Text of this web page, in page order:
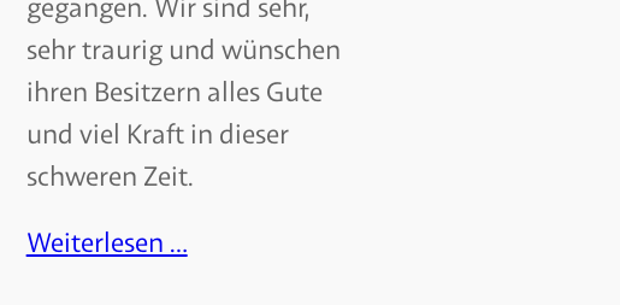
gegangen. Wir sind sehr,
sehr traurig und wünschen
ihren Besitzern alles Gute
und viel Kraft in dieser
schweren Zeit.
Weiterlesen …